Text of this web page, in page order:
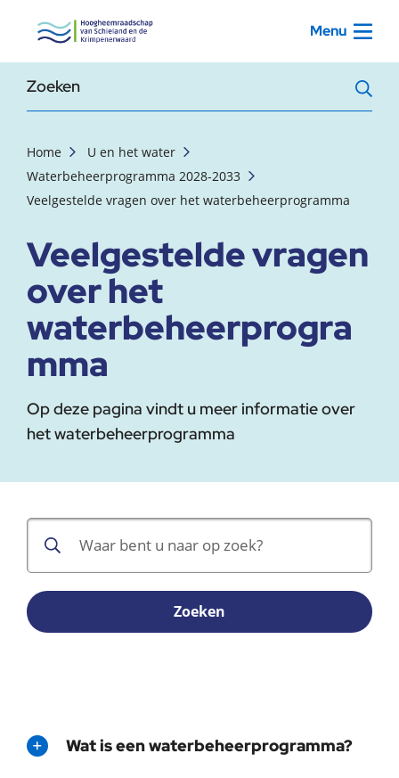
, startpagina Menu
Zoekterm
Home
U en het water
Waterbeheerprogramma 2028-2033
Veelgestelde vragen over het waterbeheerprogramma
Veelgestelde vragen
over het
waterbeheerprogra
mma
Op deze pagina vindt u meer informatie over
het waterbeheerprogramma
Zoeken
Wat is een waterbeheerprogramma?